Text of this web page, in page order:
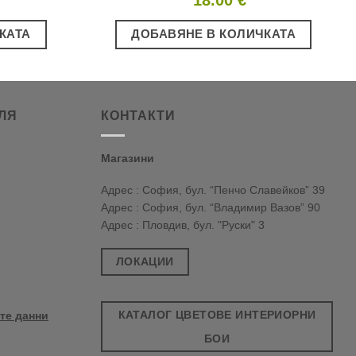
ДОБАВЯНЕ В КОЛИЧКАТА
данни
КОНТАКТИ
Магазини
Адрес : София, бул. “Пенчо Славейков” 39
Адрес : София, бул. “Владимир Вазов” 90
Адрес : Пловдив, бул. "Руски" 3
ЛОКАЦИИ
КАТАЛОГ ЦВЕТОВЕ ИНТЕРИОРНИ
БОИ